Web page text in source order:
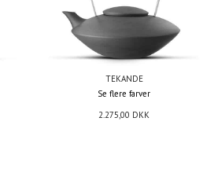
TEKANDE
Se flere farver
2.275,00 DKK